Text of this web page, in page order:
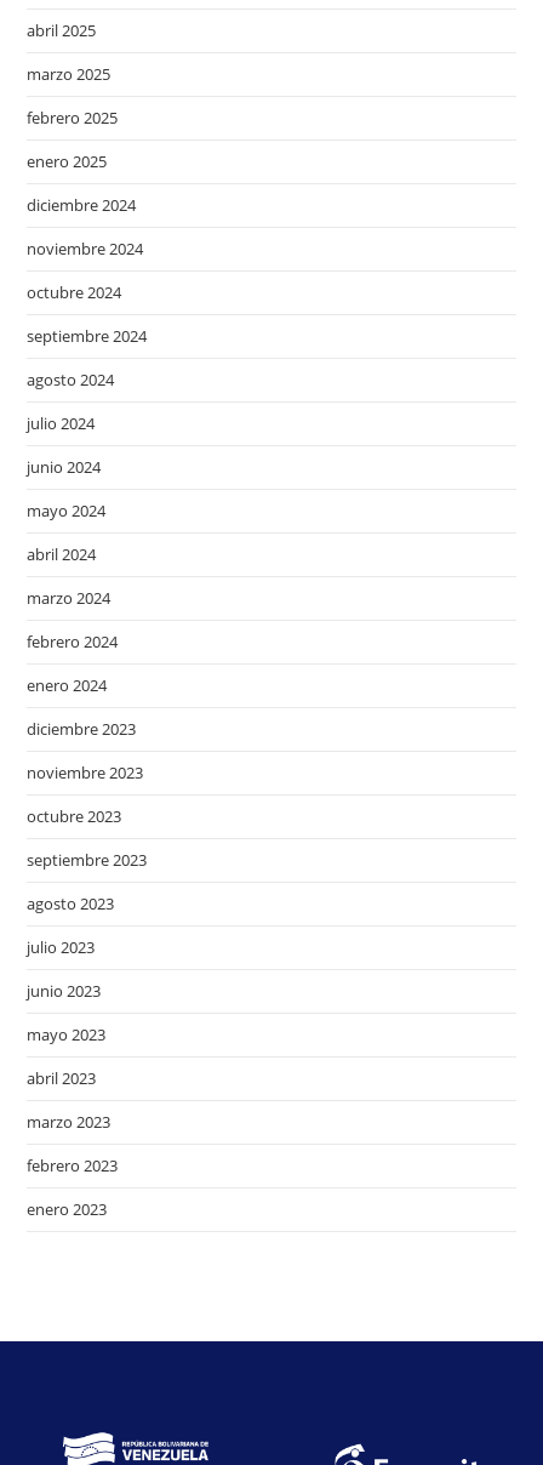
abril 2025
marzo 2025
febrero 2025
enero 2025
diciembre 2024
noviembre 2024
octubre 2024
septiembre 2024
agosto 2024
julio 2024
junio 2024
mayo 2024
abril 2024
marzo 2024
febrero 2024
enero 2024
diciembre 2023
noviembre 2023
octubre 2023
septiembre 2023
agosto 2023
julio 2023
junio 2023
mayo 2023
abril 2023
marzo 2023
febrero 2023
enero 2023